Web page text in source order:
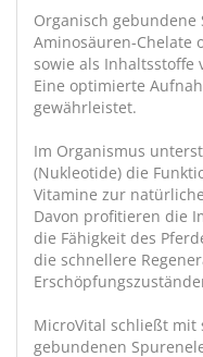
Organisch
Aminosäuren-Chelate
sowie als Inhaltsstoffe
Eine optimierte
gewährleistet.
Im Organismus
(Nukleotide) die
Vitamine zur
Davon profitieren die
die Fähigkeit des
die schnellere
MicroVital schließt mit
gebundenen